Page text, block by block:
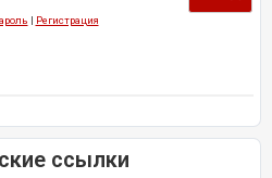
| Регистрация
ссылки